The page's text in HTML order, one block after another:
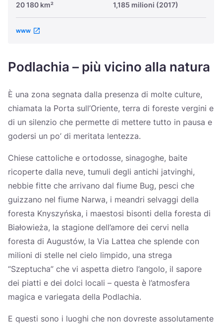
20 180 km² 1,185 milioni (2017)
www
Podlachia – più vicino alla natura
È una zona segnata dalla presenza di molte culture,
chiamata la Porta sull’Oriente, terra di foreste vergini e
di un silenzio che permette di mettere tutto in pausa e
godersi un po’ di meritata lentezza.
Chiese cattoliche e ortodosse, sinagoghe, baite
ricoperte dalla neve, tumuli degli antichi jatvinghi,
nebbie fitte che arrivano dal fiume Bug, pesci che
guizzano nel fiume Narwa, i meandri selvaggi della
foresta Knyszyńska, i maestosi bisonti della foresta di
Białowieża, la stagione dell’amore dei cervi nella
foresta di Augustów, la Via Lattea che splende con
milioni di stelle nel cielo limpido, una strega
“Szeptucha” che vi aspetta dietro l’angolo, il sapore
dei piatti e dei dolci locali – questa è l’atmosfera
magica e variegata della Podlachia.
E questi sono i luoghi che non dovreste assolutamente